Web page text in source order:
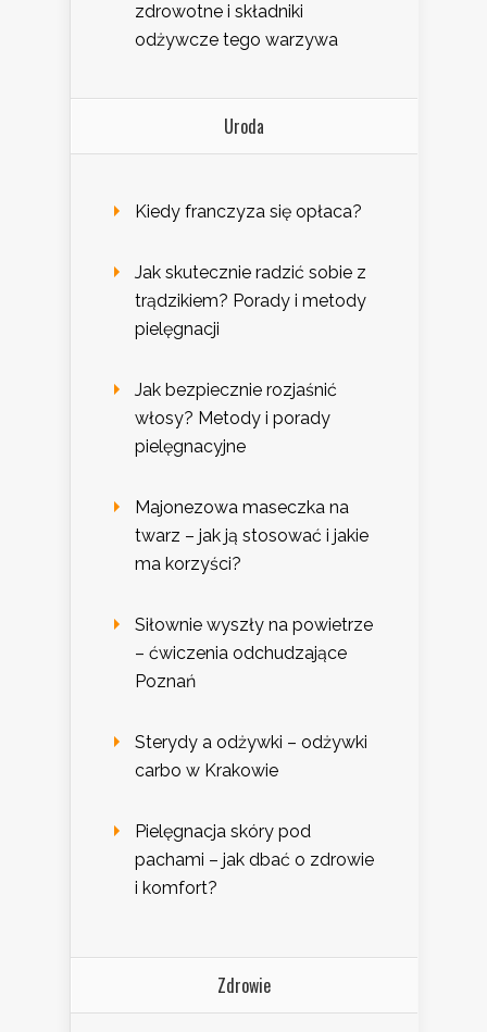
zdrowotne i składniki
odżywcze tego warzywa
Uroda
Kiedy franczyza się opłaca?
Jak skutecznie radzić sobie z
trądzikiem? Porady i metody
pielęgnacji
Jak bezpiecznie rozjaśnić
włosy? Metody i porady
pielęgnacyjne
Majonezowa maseczka na
twarz – jak ją stosować i jakie
ma korzyści?
Siłownie wyszły na powietrze
– ćwiczenia odchudzające
Poznań
Sterydy a odżywki – odżywki
carbo w Krakowie
Pielęgnacja skóry pod
pachami – jak dbać o zdrowie
i komfort?
Zdrowie